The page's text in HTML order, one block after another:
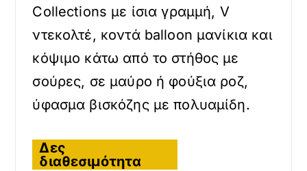
Collections με ίσια γραμμή, V
ντεκολτέ, κοντά balloon μανίκια και
κόψιμο κάτω από το στήθος με
σούρες, σε μαύρο ή φούξια ροζ,
ύφασμα βισκόζης με πολυαμίδη.
Δες
διαθεσιμότητα